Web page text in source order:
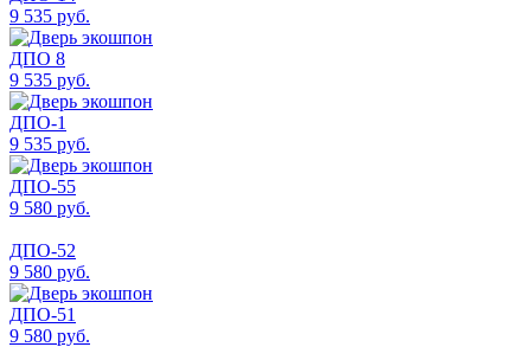
9 535 руб.
ДПО 8
9 535 руб.
ДПО-1
9 535 руб.
ДПО-55
9 580 руб.
ДПО-52
9 580 руб.
ДПО-51
9 580 руб.